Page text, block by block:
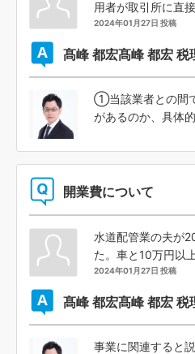
用者が取引所に直
2024年01月27日 投稿
髙峰 都宏髙峰 都宏 税
①当該業者との間
があるのか、具体
開業費について
水道配管業の夫が
た。車と10万円以
2024年01月27日 投稿
髙峰 都宏髙峰 都宏 税
事業に関連すると